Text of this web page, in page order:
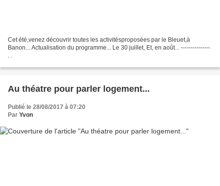
Cet été,venez découvrir toutes les activitésproposées par le Bleuet,à
Banon... Actualisation du programme... Le 30 juillet, Et, en août... ---------------
Au théatre pour parler logement...
Publié le 28/08/2017 à 07:20
Par Yvon